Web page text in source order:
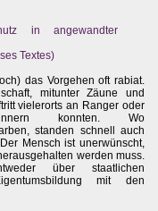
in angewandter
Textes)
das Vorgehen oft rabiat.
mitunter Zäune und
vielerorts an Ranger oder
konnten. Wo
standen schnell auch
Mensch ist unerwünscht,
werden muss.
über staatlichen
mit den